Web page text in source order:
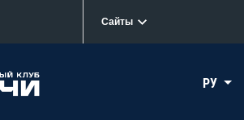
Сайты
РУ